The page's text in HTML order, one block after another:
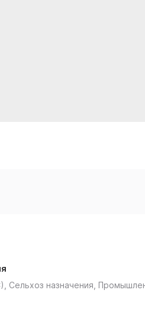
Сельхоз назначения,